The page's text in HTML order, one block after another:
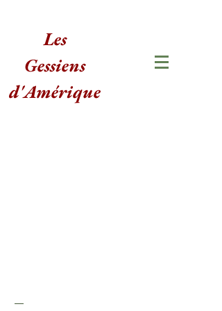
Les
Gessiens
d'Amérique